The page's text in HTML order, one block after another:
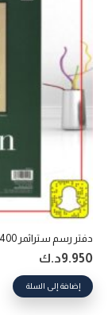
دفتر رسم ستراثمر 400 Toned Tanحجم 35.6*27.9 و 118جرام
9.950د.ك
إضافة إلى السلة